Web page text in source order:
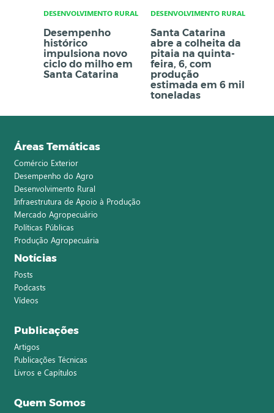
DESENVOLVIMENTO RURAL
Desempenho
histórico
impulsiona novo
ciclo do milho em
Santa Catarina
DESENVOLVIMENTO RURAL
Santa Catarina
abre a colheita da
pitaia na quinta-
feira, 6, com
produção
estimada em 6 mil
toneladas
Áreas Temáticas
Comércio Exterior
Desempenho do Agro
Desenvolvimento Rural
Infraestrutura de Apoio à Produção
Mercado Agropecuário
Políticas Públicas
Produção Agropecuária
Notícias
Posts
Podcasts
Vídeos
Publicações
Artigos
Publicações Técnicas
Livros e Capítulos
Quem Somos